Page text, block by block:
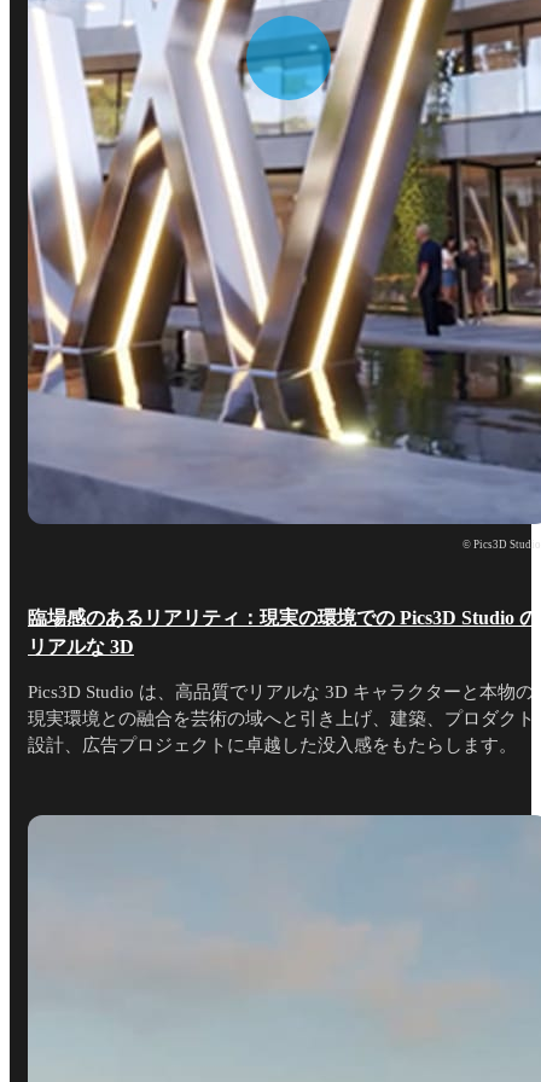
© Pics3D Studio
臨場感のあるリアリティ：現実の環境での Pics3D Studio の
リアルな 3D
Pics3D Studio は、高品質でリアルな 3D キャラクターと本物の
現実環境との融合を芸術の域へと引き上げ、建築、プロダクト
設計、広告プロジェクトに卓越した没入感をもたらします。